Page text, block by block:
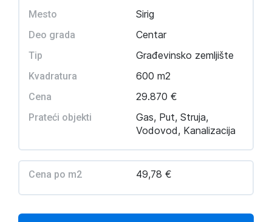
Mesto Sirig
Deo grada Centar
Tip Građevinsko zemljište
Kvadratura 600 m2
Cena 29.870 €
Prateći objekti
Gas, Put, Struja,
Vodovod, Kanalizacija
Cena po m2 49,78 €